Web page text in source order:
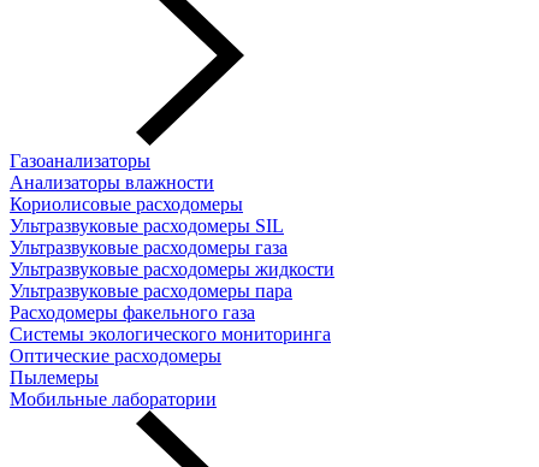
Газоанализаторы
Анализаторы влажности
Кориолисовые расходомеры
Ультразвуковые расходомеры SIL
Ультразвуковые расходомеры газа
Ультразвуковые расходомеры жидкости
Ультразвуковые расходомеры пара
Расходомеры факельного газа
Системы экологического мониторинга
Оптические расходомеры
Пылемеры
Мобильные лаборатории